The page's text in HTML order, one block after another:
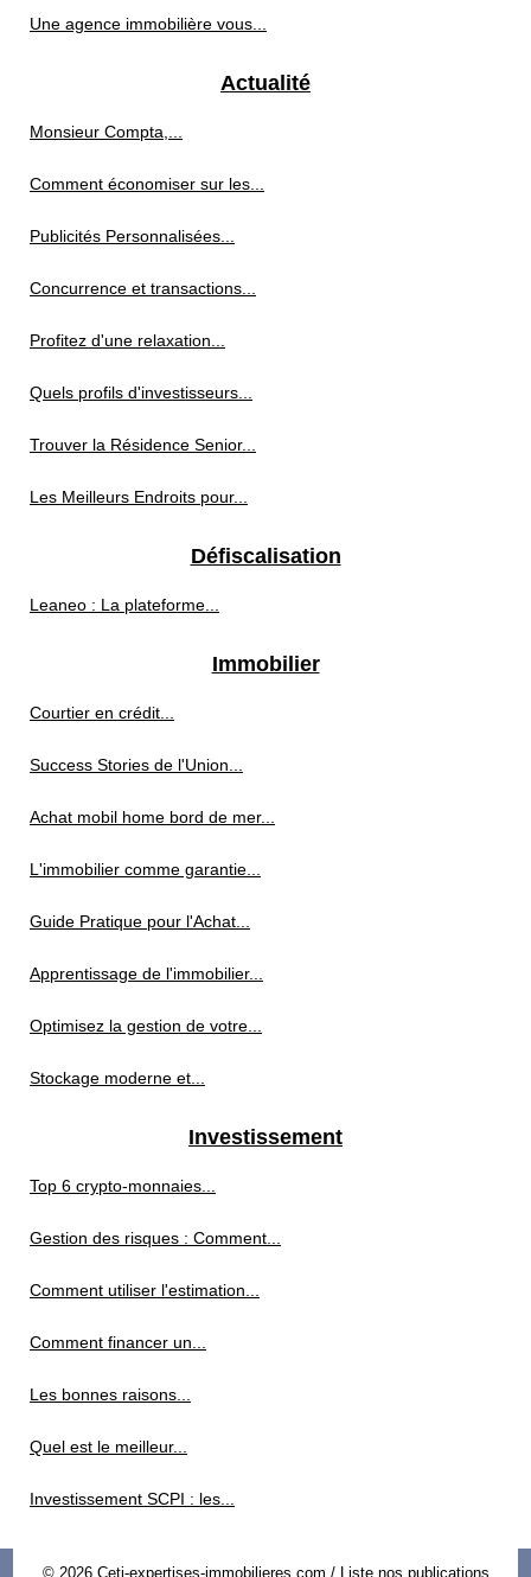
Une agence immobilière vous...
Actualité
Monsieur Compta,...
Comment économiser sur les...
Publicités Personnalisées...
Concurrence et transactions...
Profitez d'une relaxation...
Quels profils d'investisseurs...
Trouver la Résidence Senior...
Les Meilleurs Endroits pour...
Défiscalisation
Leaneo : La plateforme...
Immobilier
Courtier en crédit...
Success Stories de l'Union...
Achat mobil home bord de mer...
L'immobilier comme garantie...
Guide Pratique pour l'Achat...
Apprentissage de l'immobilier...
Optimisez la gestion de votre...
Stockage moderne et...
Investissement
Top 6 crypto-monnaies...
Gestion des risques : Comment...
Comment utiliser l'estimation...
Comment financer un...
Les bonnes raisons...
Quel est le meilleur...
Investissement SCPI : les...
© 2026 Ceti-expertises-immobilieres.com / Liste nos publications